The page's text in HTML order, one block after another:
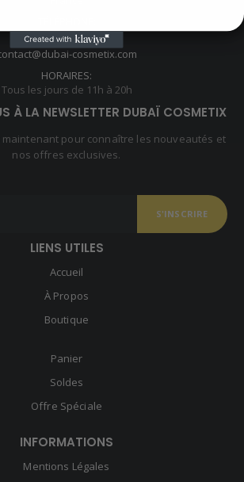
E-MAIL:
cosmetix.com
HORAIRES:
Tous les jours de 11h à 20h
À LA NEWSLETTER DUBAÏ COSMETIX
pour connaître les nouveautés et
nos offres exclusives.
LIENS UTILES
Accueil
À Propos
Boutique
Panier
Soldes
Offre Spéciale
INFORMATIONS
Mentions Légales